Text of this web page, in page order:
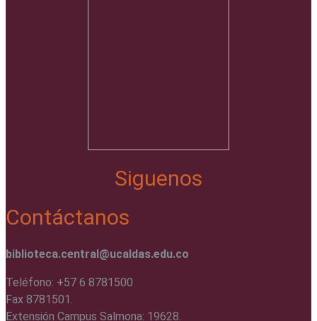
Siguenos
Contáctanos
biblioteca.central@ucaldas.edu.co
Teléfono: +57 6 8781500
Fax 8781501.
Extensión Campus Salmona: 19628.